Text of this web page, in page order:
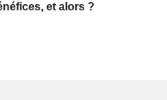
et alors ?